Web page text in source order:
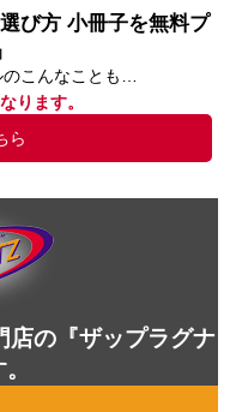
び方 小冊子を無料プ
こんなことも…
ります。
ら
店の『ザップラグナ